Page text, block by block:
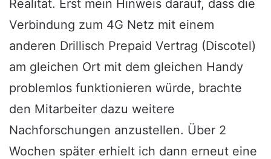
Realität. Erst mein Hinweis darauf, dass die
Verbindung zum 4G Netz mit einem
anderen Drillisch Prepaid Vertrag (Discotel)
am gleichen Ort mit dem gleichen Handy
problemlos funktionieren würde, brachte
den Mitarbeiter dazu weitere
Nachforschungen anzustellen. Über 2
Wochen später erhielt ich dann erneut eine